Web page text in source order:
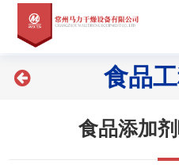
产
新 食品
食品添加